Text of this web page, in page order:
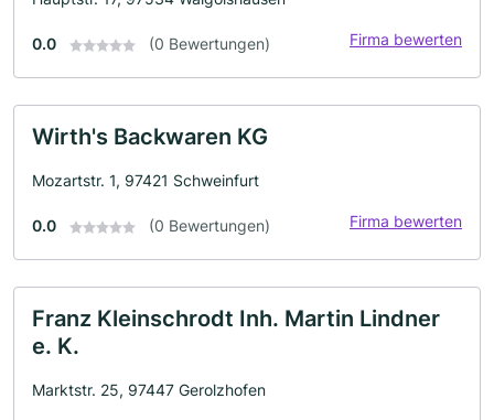
0.0 (0 Bewertungen) Firma bewerten
Wirth's Backwaren KG
Mozartstr. 1, 97421 Schweinfurt
0.0 (0 Bewertungen) Firma bewerten
Franz Kleinschrodt Inh. Martin Lindner
e. K.
Marktstr. 25, 97447 Gerolzhofen